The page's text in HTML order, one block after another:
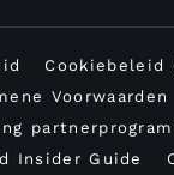
Cookiebeleid
Voorwaarden
Insider Guide